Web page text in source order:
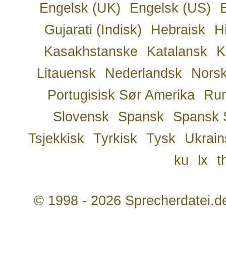
Engelsk (UK)
Engelsk (US)
Gujarati (Indisk)
Hebraisk
Kasakhstanske
Katalansk
Litauensk
Nederlandsk
Portugisisk Sør Amerika
Slovensk
Spansk
Spansk
Tsjekkisk
Tyrkisk Tysk
ku
lx
© 1998 - 2026